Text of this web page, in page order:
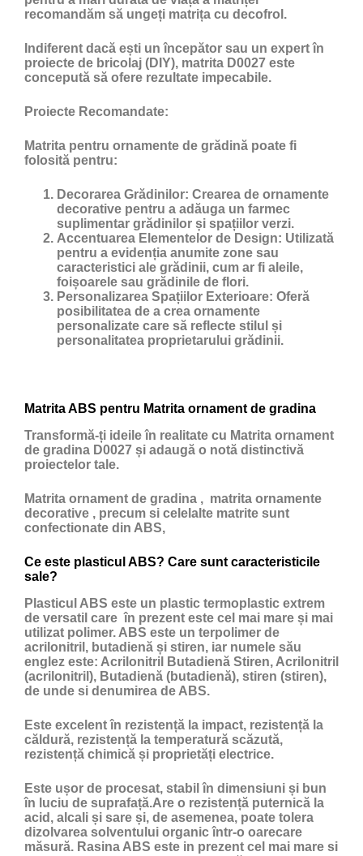
recomandăm să ungeți matrița cu decofrol .
Indiferent dacă ești un începător sau un expert în
proiecte de bricolaj (DIY), matrita D0027 este
concepută să ofere rezultate impecabile.
Proiecte Recomandate:
Matrita pentru ornamente de grădină poate fi
folosită pentru:
Decorarea Grădinilor: Crearea de ornamente
decorative pentru a adăuga un farmec
suplimentar grădinilor și spațiilor verzi.
Accentuarea Elementelor de Design: Utilizată
pentru a evidenția anumite zone sau
caracteristici ale grădinii, cum ar fi aleile,
foișoarele sau grădinile de flori.
Personalizarea Spațiilor Exterioare: Oferă
posibilitatea de a crea ornamente
personalizate care să reflecte stilul și
personalitatea proprietarului grădinii.
Matrita ABS pentru Matrita ornament de gradina
Transformă-ți ideile în realitate cu Matrita ornament
de gradina D0027 și adaugă o notă distinctivă
proiectelor tale.
Matrita ornament de gradina , matrita ornamente
decorative , precum si celelalte matrite sunt
confectionate din ABS,
Ce este plasticul ABS? Care sunt caracteristicile
sale?
Plasticul ABS este un plastic termoplastic extrem
de versatil care în prezent este cel mai mare și mai
utilizat polimer. ABS este un terpolimer de
acrilonitril, butadienă și stiren, iar numele său
englez este: Acrilonitril Butadienă Stiren, Acrilonitril
(acrilonitril), Butadienă (butadienă), stiren (stiren),
de unde si denumirea de ABS.
Este excelent în rezistență la impact, rezistență la
căldură, rezistență la temperatură scăzută,
rezistență chimică și proprietăți electrice.
Este ușor de procesat, stabil în dimensiuni și bun
în luciu de suprafață.Are o rezistență puternică la
acid, alcali și sare și, de asemenea, poate tolera
dizolvarea solventului organic într-o oarecare
măsură. Rasina ABS este in prezent cel mai mare si